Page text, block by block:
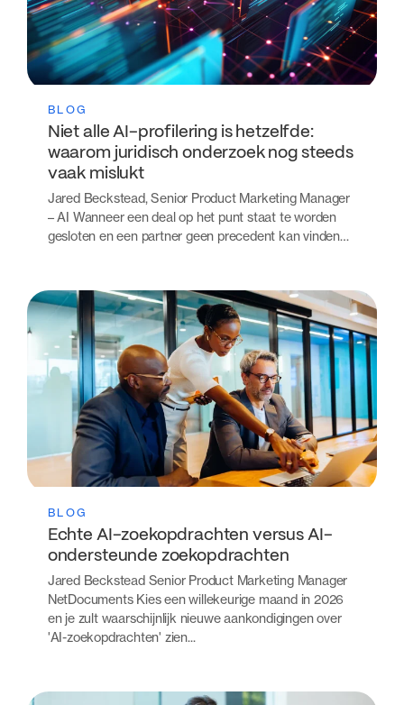
BLOG
Niet alle AI-profilering is hetzelfde:
waarom juridisch onderzoek nog steeds
vaak mislukt
Jared Beckstead, Senior Product Marketing Manager
– AI Wanneer een deal op het punt staat te worden
gesloten en een partner geen precedent kan vinden…
BLOG
Echte AI-zoekopdrachten versus AI-
ondersteunde zoekopdrachten
Jared Beckstead Senior Product Marketing Manager
NetDocuments Kies een willekeurige maand in 2026
en je zult waarschijnlijk nieuwe aankondigingen over
'AI-zoekopdrachten' zien...